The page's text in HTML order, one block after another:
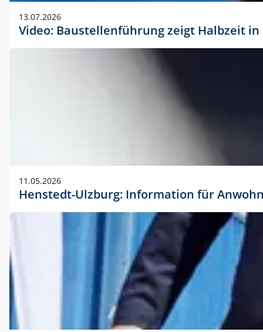
13.07.2026
Video: Baustellenführung zeigt Halbzeit
11.05.2026
Henstedt-Ulzburg: Information für